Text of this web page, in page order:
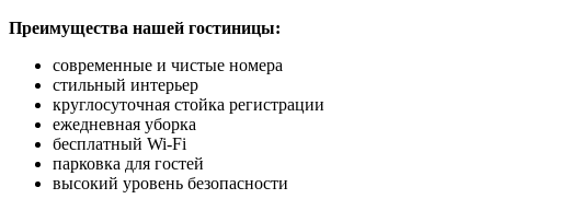
Преимущества нашей гостиницы:
современные и чистые номера
стильный интерьер
круглосуточная стойка регистрации
ежедневная уборка
бесплатный Wi-Fi
парковка для гостей
высокий уровень безопасности